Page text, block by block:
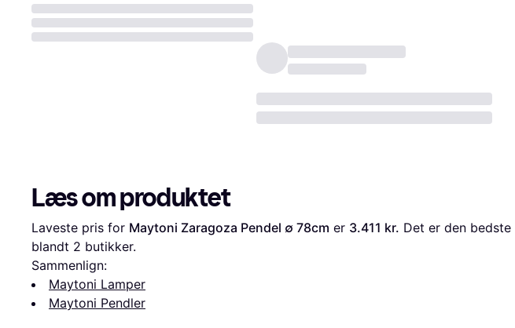
Læs om produktet
Laveste pris for Maytoni Zaragoza Pendel ∅ 78cm er 3.411 kr. Det er den bedste
blandt 2 butikker.
Sammenlign:
Maytoni Lamper
Maytoni Pendler